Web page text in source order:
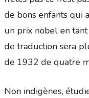
de bons enfants qui
un prix nobel en
de traduction sera
de 1932 de quatre
Non indigènes,